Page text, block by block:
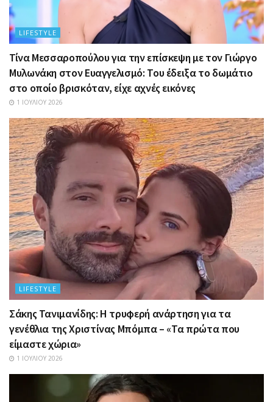
LIFESTYLE
Τίνα Μεσσαροπούλου για την επίσκεψη με τον Γιώργο
Μυλωνάκη στον Ευαγγελισμό: Του έδειξα το δωμάτιο
στο οποίο βρισκόταν, είχε αχνές εικόνες
1 ΙΟΥΛΊΟΥ 2026
LIFESTYLE
Σάκης Τανιμανίδης: Η τρυφερή ανάρτηση για τα
γενέθλια της Χριστίνας Μπόμπα – «Τα πρώτα που
είμαστε χώρια»
1 ΙΟΥΛΊΟΥ 2026